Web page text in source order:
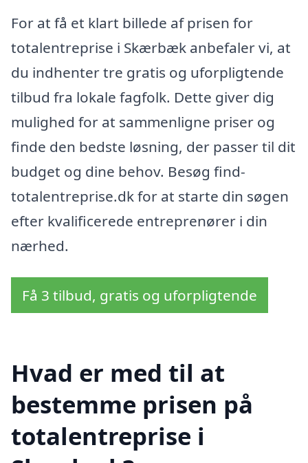
For at få et klart billede af prisen for
totalentreprise i Skærbæk anbefaler vi, at
du indhenter tre gratis og uforpligtende
tilbud fra lokale fagfolk. Dette giver dig
mulighed for at sammenligne priser og
finde den bedste løsning, der passer til dit
budget og dine behov. Besøg find-
totalentreprise.dk for at starte din søgen
efter kvalificerede entreprenører i din
nærhed.
Få 3 tilbud, gratis og uforpligtende
Hvad er med til at
bestemme prisen på
totalentreprise i